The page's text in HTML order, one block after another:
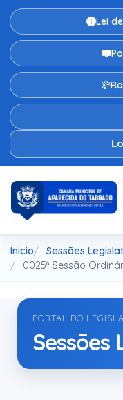
Lei
Inicio
Sessões
0025ª Sessão
PORTAL DO
Sessões